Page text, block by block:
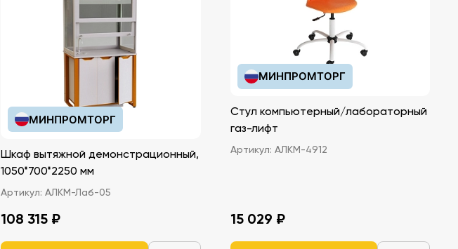
МИНПРОМТОРГ
Шкаф вытяжной демонстрационный,
1050*700*2250 мм
Артикул: АЛКМ-Лаб-05
108 315 ₽
МИНПРОМТОРГ
Стул компьютерный/лабораторный
газ-лифт
Артикул: АЛКМ-4912
15 029 ₽